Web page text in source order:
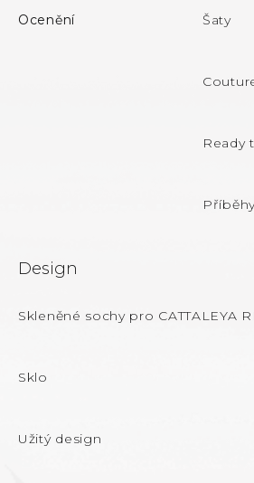
Ocenění Šaty
Ready
Design
Skleněné sochy pro CATTALEYA
Sklo
Užitý design